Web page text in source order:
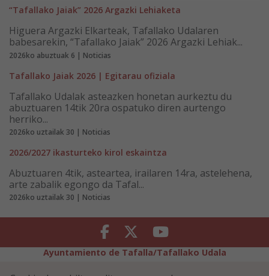
“Tafallako Jaiak” 2026 Argazki Lehiaketa
Higuera Argazki Elkarteak, Tafallako Udalaren
babesarekin, “Tafallako Jaiak” 2026 Argazki Lehiak...
2026ko abuztuak 6 | Noticias
Tafallako Jaiak 2026 | Egitarau ofiziala
Tafallako Udalak asteazken honetan aurkeztu du
abuztuaren 14tik 20ra ospatuko diren aurtengo
herriko...
2026ko uztailak 30 | Noticias
2026/2027 ikasturteko kirol eskaintza
Abuztuaren 4tik, asteartea, irailaren 14ra, astelehena,
arte zabalik egongo da Tafal...
2026ko uztailak 30 | Noticias
Facebook Twitter Youtube
Ayuntamiento de Tafalla/Tafallako Udala